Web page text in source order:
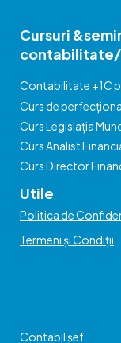
Cursuri
Contabilitate +1C
Curs de
Curs Legislația
Curs Analist
Curs Director
Utile
Politica de
Termeni și Condiții
Contabil șef